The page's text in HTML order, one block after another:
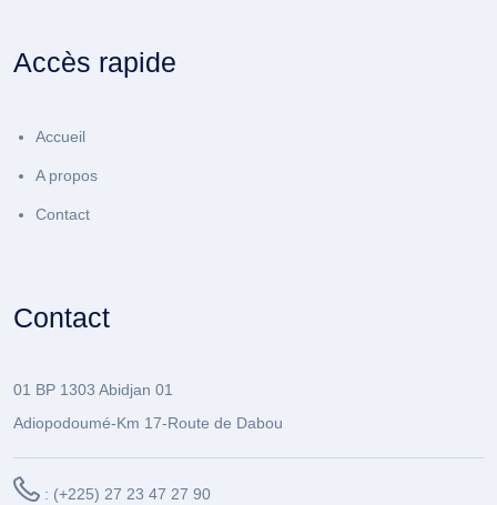
Accès rapide
Accueil
A propos
Contact
Contact
01 BP 1303 Abidjan 01
Adiopodoumé-Km 17-Route de Dabou
: (+225) 27 23 47 27 90